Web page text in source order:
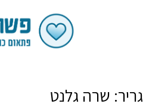
גריר: שרה גלנט